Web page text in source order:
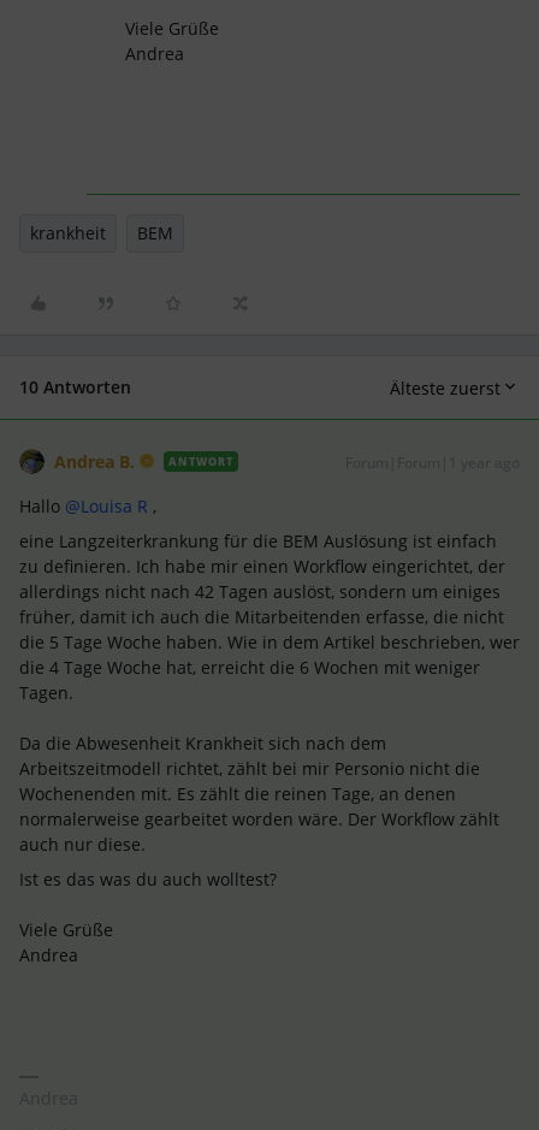
Viele Grüße
Andrea
krankheit BEM
10 Antworten Älteste zuerst
Andrea B. ANTWORT
Hallo ​ @Louisa R ,
eine Langzeiterkrankung für die BEM Auslösung ist einfach
zu definieren. Ich habe mir einen Workflow eingerichtet, der
allerdings nicht nach 42 Tagen auslöst, sondern um einiges
früher, damit ich auch die Mitarbeitenden erfasse, die nicht
die 5 Tage Woche haben. Wie in dem Artikel beschrieben, wer
die 4 Tage Woche hat, erreicht die 6 Wochen mit weniger
Tagen.
Da die Abwesenheit Krankheit sich nach dem
Arbeitszeitmodell richtet, zählt bei mir Personio nicht die
Wochenenden mit. Es zählt die reinen Tage, an denen
normalerweise gearbeitet worden wäre. Der Workflow zählt
auch nur diese.
Ist es das was du auch wolltest?
Viele Grüße
Andrea